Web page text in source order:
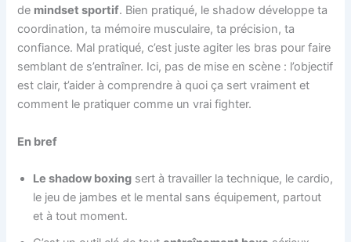
de mindset sportif. Bien pratiqué, le shadow développe ta
coordination, ta mémoire musculaire, ta précision, ta
confiance. Mal pratiqué, c’est juste agiter les bras pour faire
semblant de s’entraîner. Ici, pas de mise en scène : l’objectif
est clair, t’aider à comprendre à quoi ça sert vraiment et
comment le pratiquer comme un vrai fighter.
En bref
Le shadow boxing sert à travailler la technique, le cardio,
le jeu de jambes et le mental sans équipement, partout
et à tout moment.